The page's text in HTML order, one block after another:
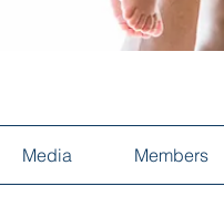
Media Members